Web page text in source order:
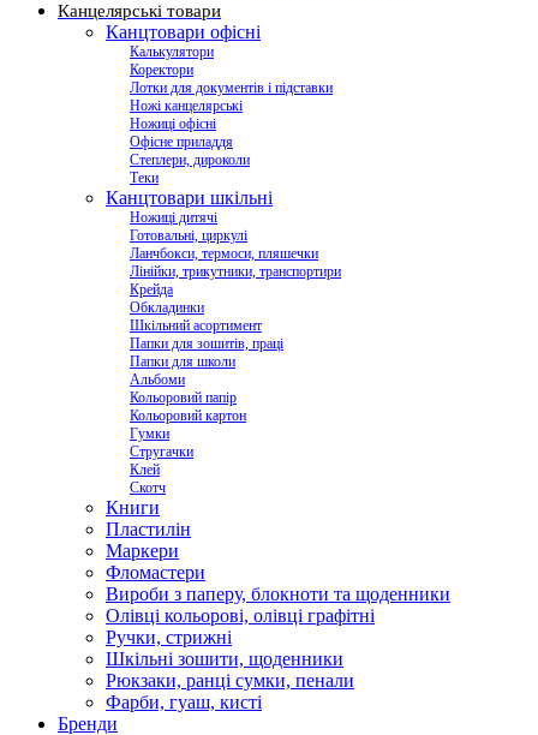
Канцелярські товари
Канцтовари офісні
Калькулятори
Коректори
Лотки для документів і підставки
Ножі канцелярські
Ножиці офісні
Офісне приладдя
Степлери, дироколи
Теки
Канцтовари шкільні
Ножиці дитячі
Готовальні, циркулі
Ланчбокси, термоси, пляшечки
Лінійки, трикутники, транспортири
Крейда
Обкладинки
Шкільний асортимент
Папки для зошитів, праці
Папки для школи
Альбоми
Кольоровий папір
Кольоровий картон
Гумки
Стругачки
Клей
Скотч
Книги
Пластилін
Маркери
Фломастери
Вироби з паперу, блокноти та щоденники
Олівці кольорові, олівці графітні
Ручки, стрижні
Шкільні зошити, щоденники
Рюкзаки, ранці сумки, пенали
Фарби, гуаш, кисті
Бренди